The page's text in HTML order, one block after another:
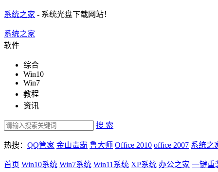
系统之家 - 系统光盘下载网站！
系统之家
软件
综合
Win10
Win7
教程
资讯
搜 索
热搜： QQ管家 金山毒霸 鲁大师 Office 2010 office 2007 系统之
首页 Win10系统 Win7系统 Win11系统 XP系统 办公之家 一键重